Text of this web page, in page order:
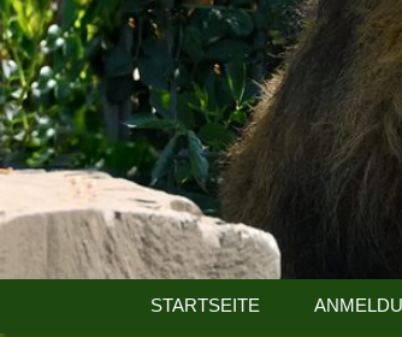
13.
STARTSEITE